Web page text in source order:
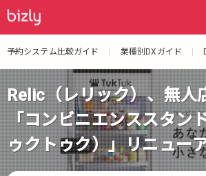
予約システム比較ガイド 業種別DXガイド
Relic（レリック）、無人
「コンビニエンススタン
ゥクトゥク）」リニュー